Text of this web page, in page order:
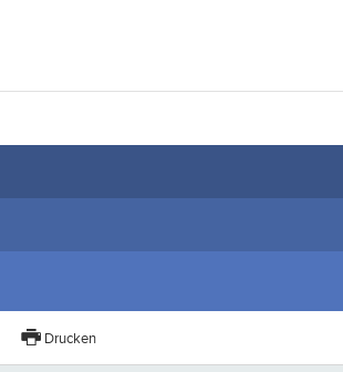
Drucken